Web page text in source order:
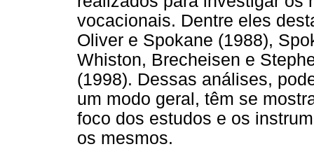
vocacionais. Dentre eles
Oliver e Spokane (1988),
Whiston, Brecheisen e
(1998). Dessas análises,
um modo geral, têm se
foco dos estudos e os
os mesmos.